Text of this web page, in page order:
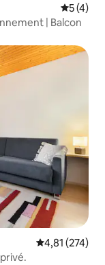
Note
5 (4)
| Balcon
Note
4,81 (274)